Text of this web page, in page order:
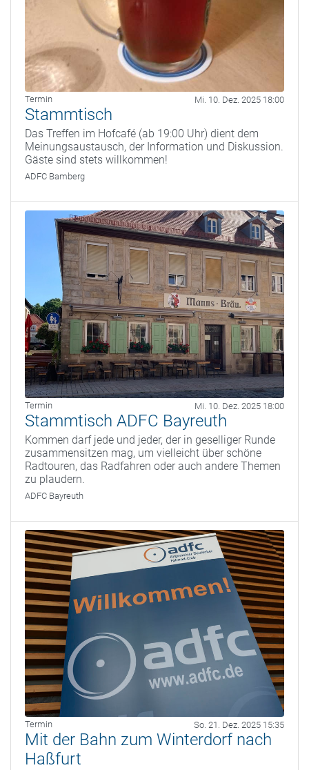
Termin Mi. 10. Dez. 2025 18:00
Stammtisch
Das Treffen im Hofcafé (ab 19:00 Uhr) dient dem
Meinungsaustausch, der Information und Diskussion.
Gäste sind stets willkommen!
ADFC Bamberg
Termin Mi. 10. Dez. 2025 18:00
Stammtisch ADFC Bayreuth
Kommen darf jede und jeder, der in geselliger Runde
zusammensitzen mag, um vielleicht über schöne
Radtouren, das Radfahren oder auch andere Themen
zu plaudern.
ADFC Bayreuth
Termin So. 21. Dez. 2025 15:35
Mit der Bahn zum Winterdorf nach
Haßfurt